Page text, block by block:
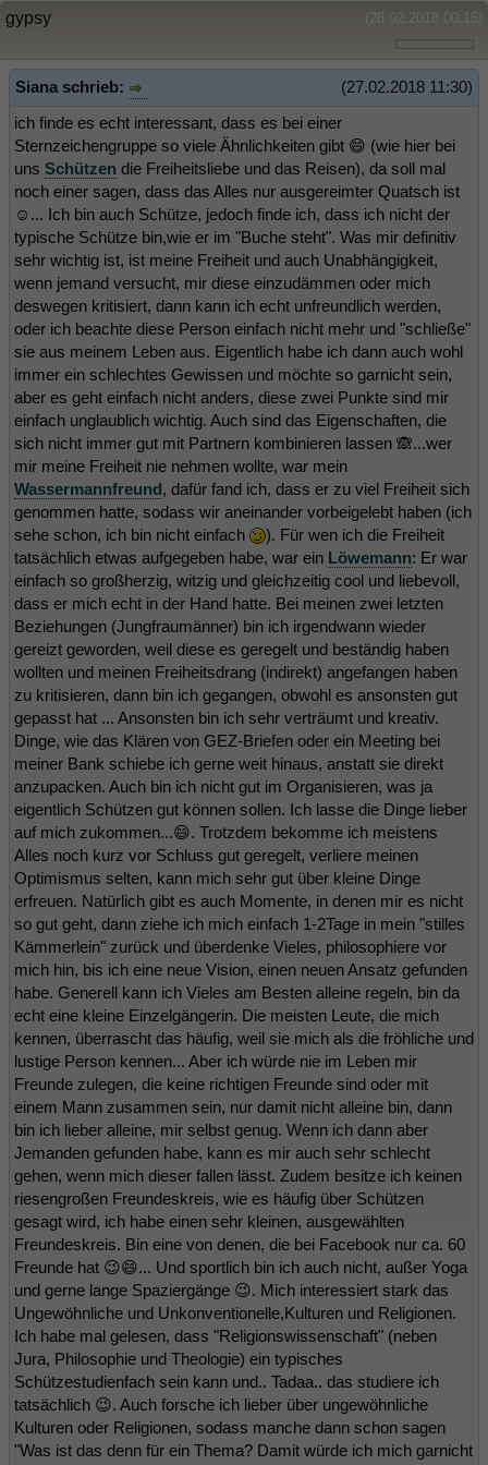
(28.02.2018 00:15)
gypsy
(27.02.2018 11:30)
Siana schrieb:
ich finde es echt interessant, dass es bei einer
Sternzeichengruppe so viele Ähnlichkeiten gibt 😄 (wie hier bei
uns Schützen die Freiheitsliebe und das Reisen), da soll mal
noch einer sagen, dass das Alles nur ausgereimter Quatsch ist
☺️... Ich bin auch Schütze, jedoch finde ich, dass ich nicht der
typische Schütze bin,wie er im "Buche steht". Was mir definitiv
sehr wichtig ist, ist meine Freiheit und auch Unabhängigkeit,
wenn jemand versucht, mir diese einzudämmen oder mich
deswegen kritisiert, dann kann ich echt unfreundlich werden,
oder ich beachte diese Person einfach nicht mehr und "schließe"
sie aus meinem Leben aus. Eigentlich habe ich dann auch wohl
immer ein schlechtes Gewissen und möchte so garnicht sein,
aber es geht einfach nicht anders, diese zwei Punkte sind mir
einfach unglaublich wichtig. Auch sind das Eigenschaften, die
sich nicht immer gut mit Partnern kombinieren lassen 🙈...wer
mir meine Freiheit nie nehmen wollte, war mein
Wassermannfreund, dafür fand ich, dass er zu viel Freiheit sich
genommen hatte, sodass wir aneinander vorbeigelebt haben (ich
sehe schon, ich bin nicht einfach
). Für wen ich die Freiheit
tatsächlich etwas aufgegeben habe, war ein Löwemann: Er war
einfach so großherzig, witzig und gleichzeitig cool und liebevoll,
dass er mich echt in der Hand hatte. Bei meinen zwei letzten
Beziehungen (Jungfraumänner) bin ich irgendwann wieder
gereizt geworden, weil diese es geregelt und beständig haben
wollten und meinen Freiheitsdrang (indirekt) angefangen haben
zu kritisieren, dann bin ich gegangen, obwohl es ansonsten gut
gepasst hat ... Ansonsten bin ich sehr verträumt und kreativ.
Dinge, wie das Klären von GEZ-Briefen oder ein Meeting bei
meiner Bank schiebe ich gerne weit hinaus, anstatt sie direkt
anzupacken. Auch bin ich nicht gut im Organisieren, was ja
eigentlich Schützen gut können sollen. Ich lasse die Dinge lieber
auf mich zukommen...😄. Trotzdem bekomme ich meistens
Alles noch kurz vor Schluss gut geregelt, verliere meinen
Optimismus selten, kann mich sehr gut über kleine Dinge
erfreuen. Natürlich gibt es auch Momente, in denen mir es nicht
so gut geht, dann ziehe ich mich einfach 1-2Tage in mein "stilles
Kämmerlein" zurück und überdenke Vieles, philosophiere vor
mich hin, bis ich eine neue Vision, einen neuen Ansatz gefunden
habe. Generell kann ich Vieles am Besten alleine regeln, bin da
echt eine kleine Einzelgängerin. Die meisten Leute, die mich
kennen, überrascht das häufig, weil sie mich als die fröhliche und
lustige Person kennen... Aber ich würde nie im Leben mir
Freunde zulegen, die keine richtigen Freunde sind oder mit
einem Mann zusammen sein, nur damit nicht alleine bin, dann
bin ich lieber alleine, mir selbst genug. Wenn ich dann aber
Jemanden gefunden habe, kann es mir auch sehr schlecht
gehen, wenn mich dieser fallen lässt. Zudem besitze ich keinen
riesengroßen Freundeskreis, wie es häufig über Schützen
gesagt wird, ich habe einen sehr kleinen, ausgewählten
Freundeskreis. Bin eine von denen, die bei Facebook nur ca. 60
Freunde hat 😉😄... Und sportlich bin ich auch nicht, außer Yoga
und gerne lange Spaziergänge 😉. Mich interessiert stark das
Ungewöhnliche und Unkonventionelle,Kulturen und Religionen.
Ich habe mal gelesen, dass "Religionswissenschaft" (neben
Jura, Philosophie und Theologie) ein typisches
Schützestudienfach sein kann und.. Tadaa.. das studiere ich
tatsächlich 😉. Auch forsche ich lieber über ungewöhnliche
Kulturen oder Religionen, sodass manche dann schon sagen
"Was ist das denn für ein Thema? Damit würde ich mich garnicht